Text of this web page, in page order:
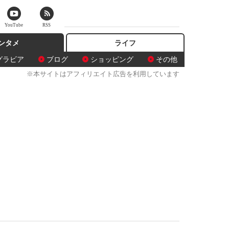
タメ
ラビア
ブログ ショッピング その他
ライフ
※本サイトはアフィリエイト広告を利用しています
YouTube RSS